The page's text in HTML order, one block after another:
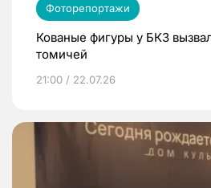
Фоторепортажи
Кованые фигуры у БКЗ
томичей
21:00 / 22.07.26